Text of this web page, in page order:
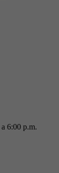
6:00 p.m.